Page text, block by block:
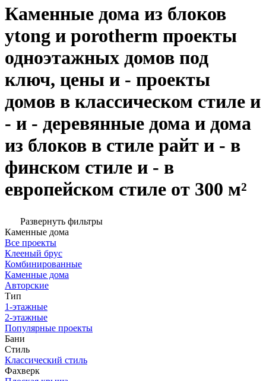
Каменные дома из блоков
ytong и porotherm проекты
одноэтажных домов под
ключ, цены и - проекты
домов в классическом стиле и
- и - деревянные дома и дома
из блоков в стиле райт и - в
финском стиле и - в
европейском стиле от 300 м²
Развернуть фильтры
Каменные дома
Все проекты
Клееный брус
Комбинированные
Каменные дома
Авторские
Тип
1-этажные
2-этажные
Популярные проекты
Бани
Стиль
Классический стиль
Фахверк